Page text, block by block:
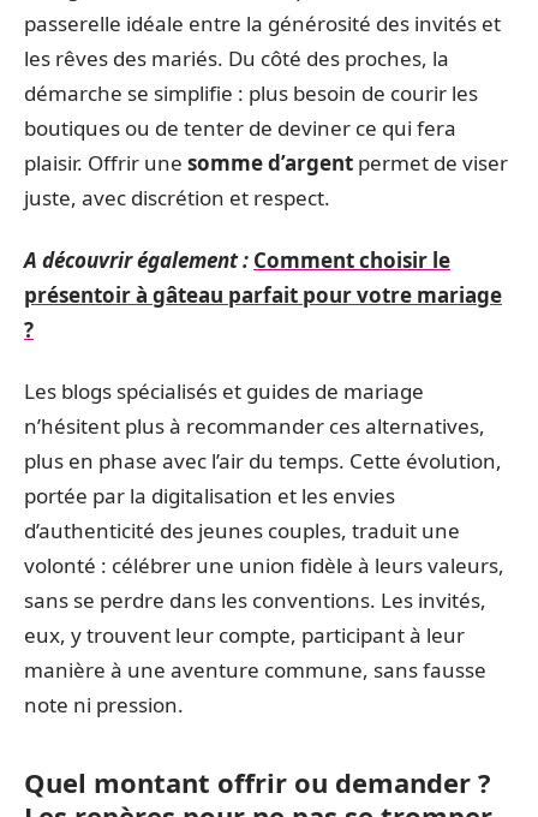
passerelle idéale entre la générosité des invités et
les rêves des mariés. Du côté des proches, la
démarche se simplifie : plus besoin de courir les
boutiques ou de tenter de deviner ce qui fera
plaisir. Offrir une somme d’argent permet de viser
juste, avec discrétion et respect.
A découvrir également : Comment choisir le
présentoir à gâteau parfait pour votre mariage
?
Les blogs spécialisés et guides de mariage
n’hésitent plus à recommander ces alternatives,
plus en phase avec l’air du temps. Cette évolution,
portée par la digitalisation et les envies
d’authenticité des jeunes couples, traduit une
volonté : célébrer une union fidèle à leurs valeurs,
sans se perdre dans les conventions. Les invités,
eux, y trouvent leur compte, participant à leur
manière à une aventure commune, sans fausse
note ni pression.
Quel montant offrir ou demander ?